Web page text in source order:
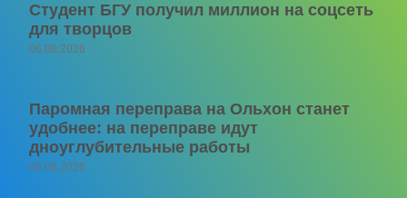
Студент БГУ получил миллион на соцсеть
для творцов
06.08.2026
Паромная переправа на Ольхон станет
удобнее: на переправе идут
дноуглубительные работы
06.08.2026